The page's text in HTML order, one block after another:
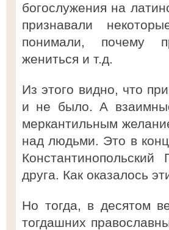
богослужения на
признавали
понимали, почему
жениться и т.д.
Из этого видно, что
и не было. А
меркантильным
над людьми. Это в
друга. Как оказалось
Но тогда, в десятом
тогдашних